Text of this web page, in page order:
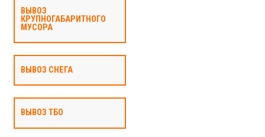
ВЫВОЗ
КРУПНОГАБАРИТНОГО
МУСОРА
ВЫВОЗ СНЕГА
ВЫВОЗ ТБО